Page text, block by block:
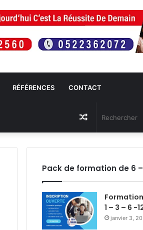
RÉFÉRENCES CONTACT
Article
Aléatoire
Pack de formation de 6 –
1 – 3 – 6 -
janvier 3,